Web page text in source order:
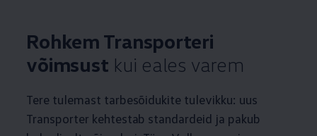
Rohkem Transporteri
võimsust kui eales varem
Tere tulemast tarbesõidukite tulevikku: uus
Transporter kehtestab standardeid ja pakub